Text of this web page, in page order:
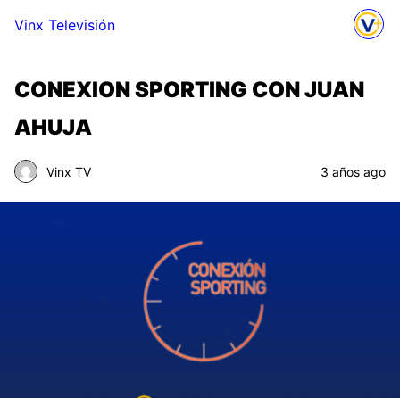
Vinx Televisión
CONEXION SPORTING CON JUAN
AHUJA
Vinx TV 3 años ago